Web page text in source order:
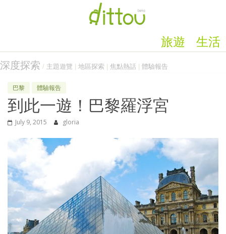
生活
旅遊
深度探索 / 主題遊覽 地區探索 焦點熱話 體驗報告
巴黎 體驗報告
到此一遊！巴黎羅浮宮
July 9, 2015 gloria